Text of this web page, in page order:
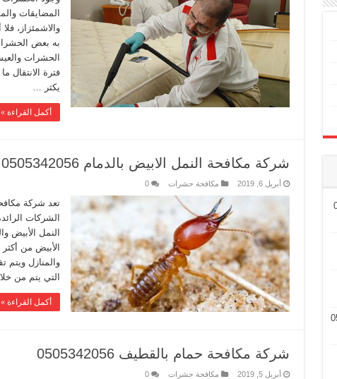
المضايقات
والاشمئزاز،
به بعض
الحشرات
فترة الانتقال
يكثر …
أكمل القراءة »
شركة مكافحة النمل الابيض بالدمام 0505342056
أبريل 6, 2019 مكافحة حشرات 0
تعد شركة
الشركات
النمل الأبيض
الأبيض من
والمنازل ويتم
التي يتم من
أكمل القراءة »
شركة مكافحة حمام بالقطيف 0505342056
أبريل 5, 2019 مكافحة حشرات 0